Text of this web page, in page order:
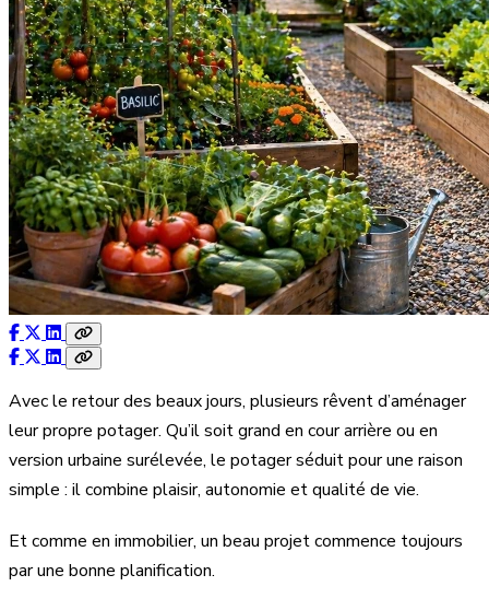
Avec le retour des beaux jours, plusieurs rêvent d’aménager
leur propre potager. Qu’il soit grand en cour arrière ou en
version urbaine surélevée, le potager séduit pour une raison
simple : il combine plaisir, autonomie et qualité de vie.
Et comme en immobilier, un beau projet commence toujours
par une bonne planification.